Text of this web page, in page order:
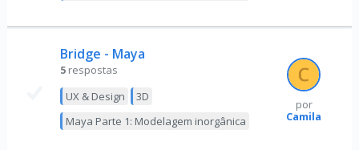
Bridge - Maya
5 respostas
UX & Design
3D
Maya Parte 1: Modelagem inorgânica
por
Camila